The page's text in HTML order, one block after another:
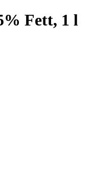
Fett, 1 l